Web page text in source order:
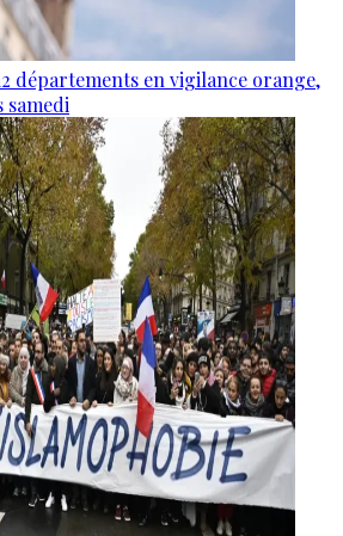
départements en vigilance orange,
samedi